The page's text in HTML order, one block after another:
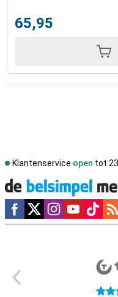
65,95
Klantenservice open tot
Social media
4.5